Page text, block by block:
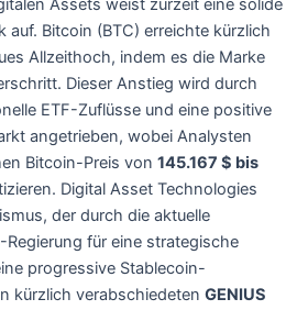
Assets weist zurzeit eine solide
auf. Bitcoin (BTC) erreichte kürzlich
Allzeithoch, indem es die Marke
Dieser Anstieg wird durch
ETF-Zuflüsse und eine positive
angetrieben, wobei Analysten
Bitcoin-Preis von 145.167 $ bis
Digital Asset Technologies
der durch die aktuelle
für eine strategische
progressive Stablecoin-
kürzlich verabschiedeten GENIUS